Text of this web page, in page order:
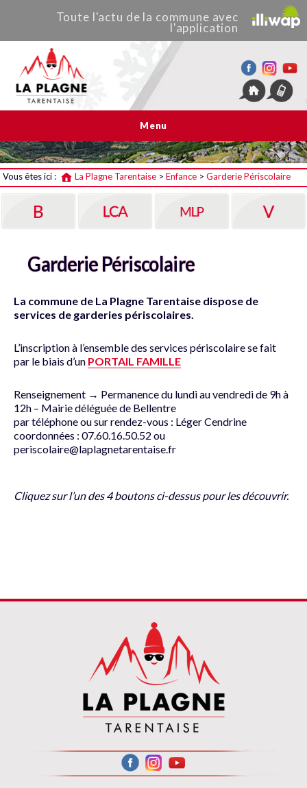
La Plagne Tarentaise
Toute l'actu de la commune avec
l'application
Menu
Vous êtes ici : La Plagne Tarentaise > Enfance > Garderie Périscolaire
Garderie Périscolaire
La commune de La Plagne Tarentaise dispose de
services de garderies périscolaires.
L’inscription à l’ensemble des services périscolaire se fait
par le biais d’un PORTAIL FAMILLE
Renseignement → Permanence du lundi au vendredi de 9h à
12h – Mairie déléguée de Bellentre
par téléphone ou sur rendez-vous : Léger Cendrine
coordonnées : 07.60.16.50.52 ou
periscolaire@laplagnetarentaise.fr
Cliquez sur l’un des 4 boutons ci-dessus pour les découvrir.